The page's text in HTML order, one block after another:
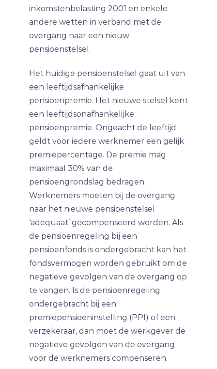
inkomstenbelasting 2001 en enkele
andere wetten in verband met de
overgang naar een nieuw
pensioenstelsel.
Het huidige pensioenstelsel gaat uit van
een leeftijdsafhankelijke
pensioenpremie. Het nieuwe stelsel kent
een leeftijdsonafhankelijke
pensioenpremie. Ongeacht de leeftijd
geldt voor iedere werknemer een gelijk
premiepercentage. De premie mag
maximaal 30% van de
pensioengrondslag bedragen.
Werknemers moeten bij de overgang
naar het nieuwe pensioenstelsel
‘adequaat’ gecompenseerd worden. Als
de pensioenregeling bij een
pensioenfonds is ondergebracht kan het
fondsvermogen worden gebruikt om de
negatieve gevolgen van de overgang op
te vangen. Is de pensioenregeling
ondergebracht bij een
premiepensioeninstelling (PPI) of een
verzekeraar, dan moet de werkgever de
negatieve gevolgen van de overgang
voor de werknemers compenseren.